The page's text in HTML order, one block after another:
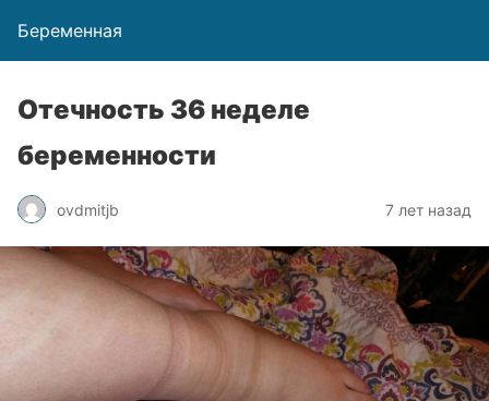
Беременная
Отечность 36 неделе
беременности
ovdmitjb 7 лет назад